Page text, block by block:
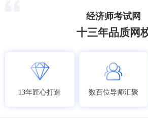
经济师考试网
十三年品质网
13年匠心打造 数百位导师汇聚